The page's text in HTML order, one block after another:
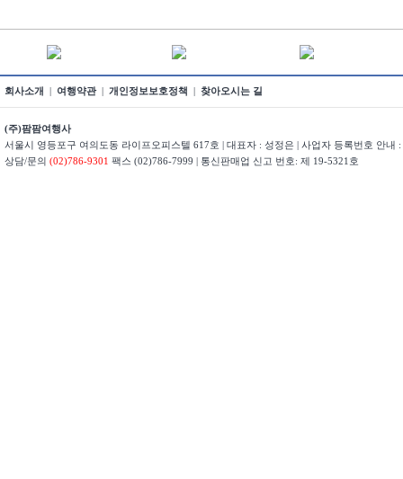
회사소개 여행약관| 개인정보보호정책 찾아오시는 길
(주)팜팜여행사
서울시 영등포구 여의도동 라이프오피스텔 617호 | 대표자 : 성정은 | 사업자 등록번호 안내
상담/문의 (02)786-9301 팩스 (02)786-7999 | 통신판매업 신고 번호: 제 19-5321호